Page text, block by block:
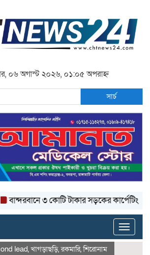
০৬ অগাস্ট ২০২৬, ০১:০৫ অপরাহ্ন
সার্চ
৩ কোটি টাকার সড়কের কার্পেটিং উঠে
Toggle
lead, খাগড়াছড়ি,রকমারি,শিরোনাম